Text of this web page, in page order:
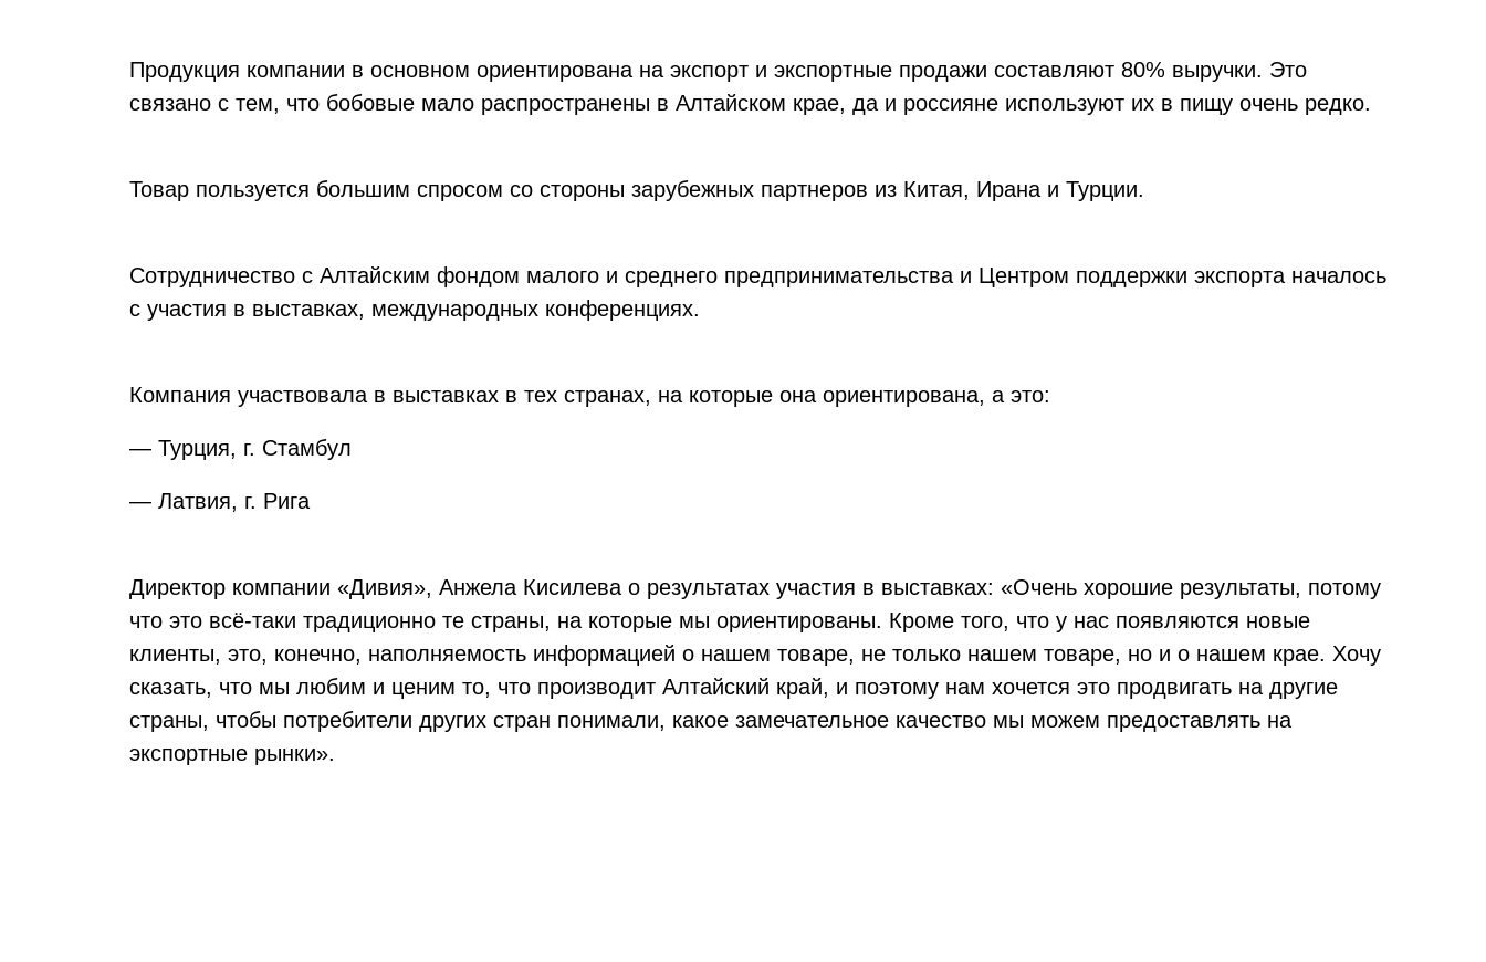
Продукция компании в основном ориентирована на экспорт и экспортные продажи составляют 80% выручки. Это
связано с тем, что бобовые мало распространены в Алтайском крае, да и россияне используют их в пищу очень редко.
Товар пользуется большим спросом со стороны зарубежных партнеров из Китая, Ирана и Турции.
Сотрудничество с Алтайским фондом малого и среднего предпринимательства и Центром поддержки экспорта началось
с участия в выставках, международных конференциях.
Компания участвовала в выставках в тех странах, на которые она ориентирована, а это:
— Турция, г. Стамбул
— Латвия, г. Рига
Директор компании «Дивия», Анжела Кисилева о результатах участия в выставках: «Очень хорошие результаты, потому
что это всё-таки традиционно те страны, на которые мы ориентированы. Кроме того, что у нас появляются новые
клиенты, это, конечно, наполняемость информацией о нашем товаре, не только нашем товаре, но и о нашем крае. Хочу
сказать, что мы любим и ценим то, что производит Алтайский край, и поэтому нам хочется это продвигать на другие
страны, чтобы потребители других стран понимали, какое замечательное качество мы можем предоставлять на
экспортные рынки».